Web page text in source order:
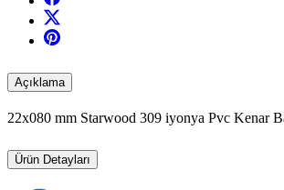
Açıklama
22x080 mm Starwood 309 iyonya Pvc Kenar
Ürün Detayları